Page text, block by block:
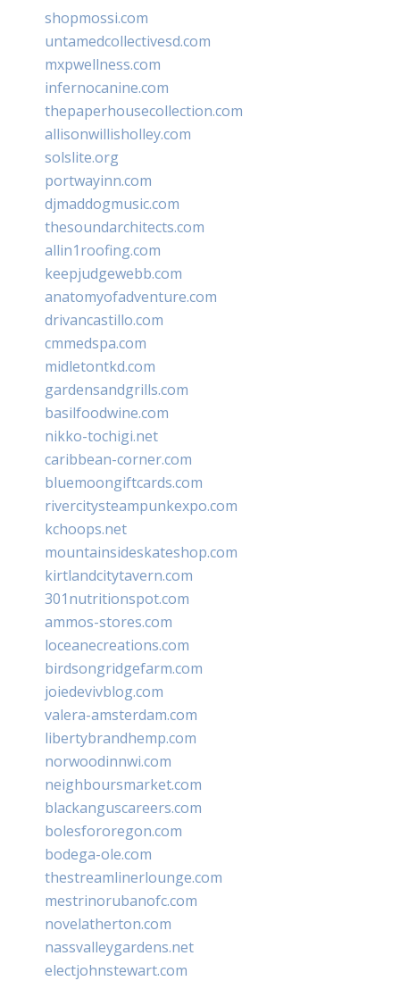
shopmossi.com
untamedcollectivesd.com
mxpwellness.com
infernocanine.com
thepaperhousecollection.com
allisonwillisholley.com
solslite.org
portwayinn.com
djmaddogmusic.com
thesoundarchitects.com
allin1roofing.com
keepjudgewebb.com
anatomyofadventure.com
drivancastillo.com
cmmedspa.com
midletontkd.com
gardensandgrills.com
basilfoodwine.com
nikko-tochigi.net
caribbean-corner.com
bluemoongiftcards.com
rivercitysteampunkexpo.com
kchoops.net
mountainsideskateshop.com
kirtlandcitytavern.com
301nutritionspot.com
ammos-stores.com
loceanecreations.com
birdsongridgefarm.com
joiedevivblog.com
valera-amsterdam.com
libertybrandhemp.com
norwoodinnwi.com
neighboursmarket.com
blackanguscareers.com
bolesfororegon.com
bodega-ole.com
thestreamlinerlounge.com
mestrinorubanofc.com
novelatherton.com
nassvalleygardens.net
electjohnstewart.com